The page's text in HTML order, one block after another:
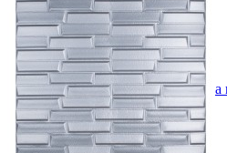
89 грн./шт 130 грн. /шт
Купити В закладки Оптова